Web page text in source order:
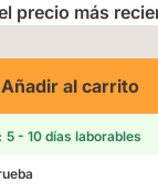
precio más
Añadir al carrito
: 5 - 10 días laborables